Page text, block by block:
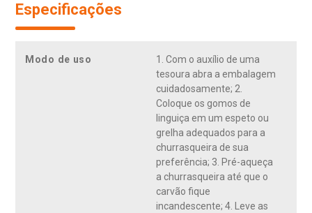
Especificações
Modo de uso
1. Com o auxílio de uma
tesoura abra a embalagem
cuidadosamente; 2.
Coloque os gomos de
linguiça em um espeto ou
grelha adequados para a
churrasqueira de sua
preferência; 3. Pré-aqueça
a churrasqueira até que o
carvão fique
incandescente; 4. Leve as